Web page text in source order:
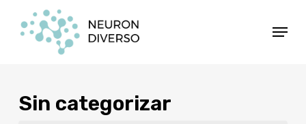
Menú
Sin categorizar